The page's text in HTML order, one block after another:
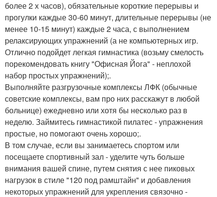
более 2 х часов), обязательные короткие перерывы и
прогулки каждые 30-60 минут, длительные перерывы (не
менее 10-15 минут) каждые 2 часа, с выполнением
релаксирующих упражнений (а не компьютерных игр.
Отлично подойдет легкая гимнастика (возьму смелость
порекомендовать книгу "Офисная Йога" - неплохой
набор простых упражнений);.
Выполняйте разгрузочные комплексы ЛФК (обычные
советские комплексы, вам про них расскажут в любой
больнице) ежедневно или хотя бы несколько раз в
неделю. Займитесь гимнастикой пилатес - упражнения
простые, но помогают очень хорошо;.
В том случае, если вы занимаетесь спортом или
посещаете спортивный зал - уделите чуть больше
внимания вашей спине, путем снятия с нее пиковых
нагрузок в стиле "120 под рамштайн" и добавления
некоторых упражнений для укрепления связочно -